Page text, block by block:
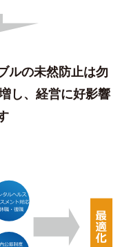
ルの未然防止は勿
し、経営に好影響